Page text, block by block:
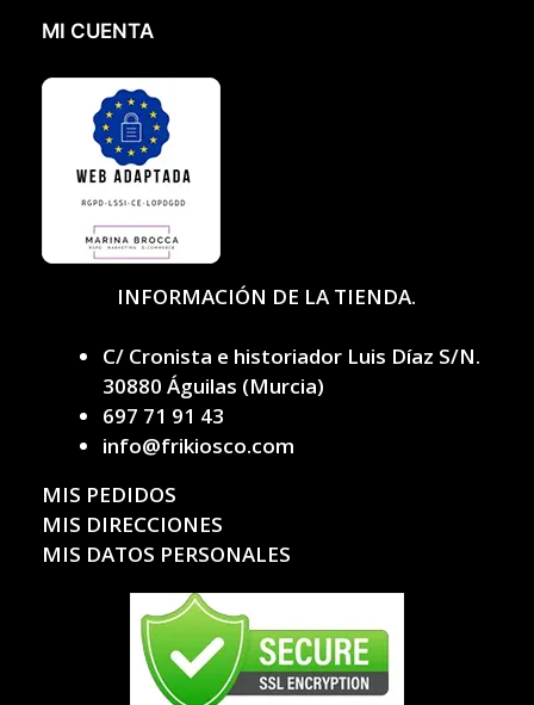
MI CUENTA
INFORMACIÓN DE LA TIENDA.
C/ Cronista e historiador Luis Díaz S/N.
30880 Águilas (Murcia)
697 71 91 43
info@frikiosco.com
MIS PEDIDOS
MIS DIRECCIONES
MIS DATOS PERSONALES